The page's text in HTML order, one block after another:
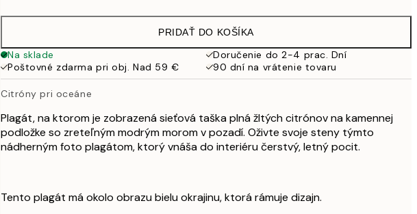
32,45 €
PRIDAŤ DO KOŠÍKA
Na sklade
Doručenie do 2-4 prac. Dní
Poštovné zdarma pri obj. Nad 59 €
90 dní na vrátenie tovaru
Citróny pri oceáne
Plagát, na ktorom je zobrazená sieťová taška plná žltých citrónov na kamennej
podložke so zreteľným modrým morom v pozadí. Oživte svoje steny týmto
nádherným foto plagátom, ktorý vnáša do interiéru čerstvý, letný pocit.
Tento plagát má okolo obrazu bielu okrajinu, ktorá rámuje dizajn.